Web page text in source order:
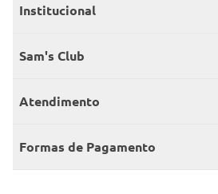
Institucional
Quem somos
Encontre um Clube
Sam's Club
Seja sócio
Member’s Mark
Atendimento
Fale conosco
Atendimento em libras
Formas de Pagamento